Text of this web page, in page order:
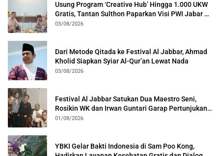
Usung Program ‘Creative Hub’ Hingga 1.000 UKW
Gratis, Tantan Sulthon Paparkan Visi PWI Jabar di
Kota Bogor
03/08/2026
Dari Metode Qitada ke Festival Al Jabbar, Ahmad
Kholid Siapkan Syiar Al-Qur’an Lewat Nada
03/08/2026
Festival Al Jabbar Satukan Dua Maestro Seni,
Rosikin WK dan Irwan Guntari Garap Pertunjukan
Kolosal
01/08/2026
YBKI Gelar Bakti Indonesia di Sam Poo Kong,